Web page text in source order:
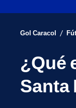
Gol Caracol /
¿Qué
Santa